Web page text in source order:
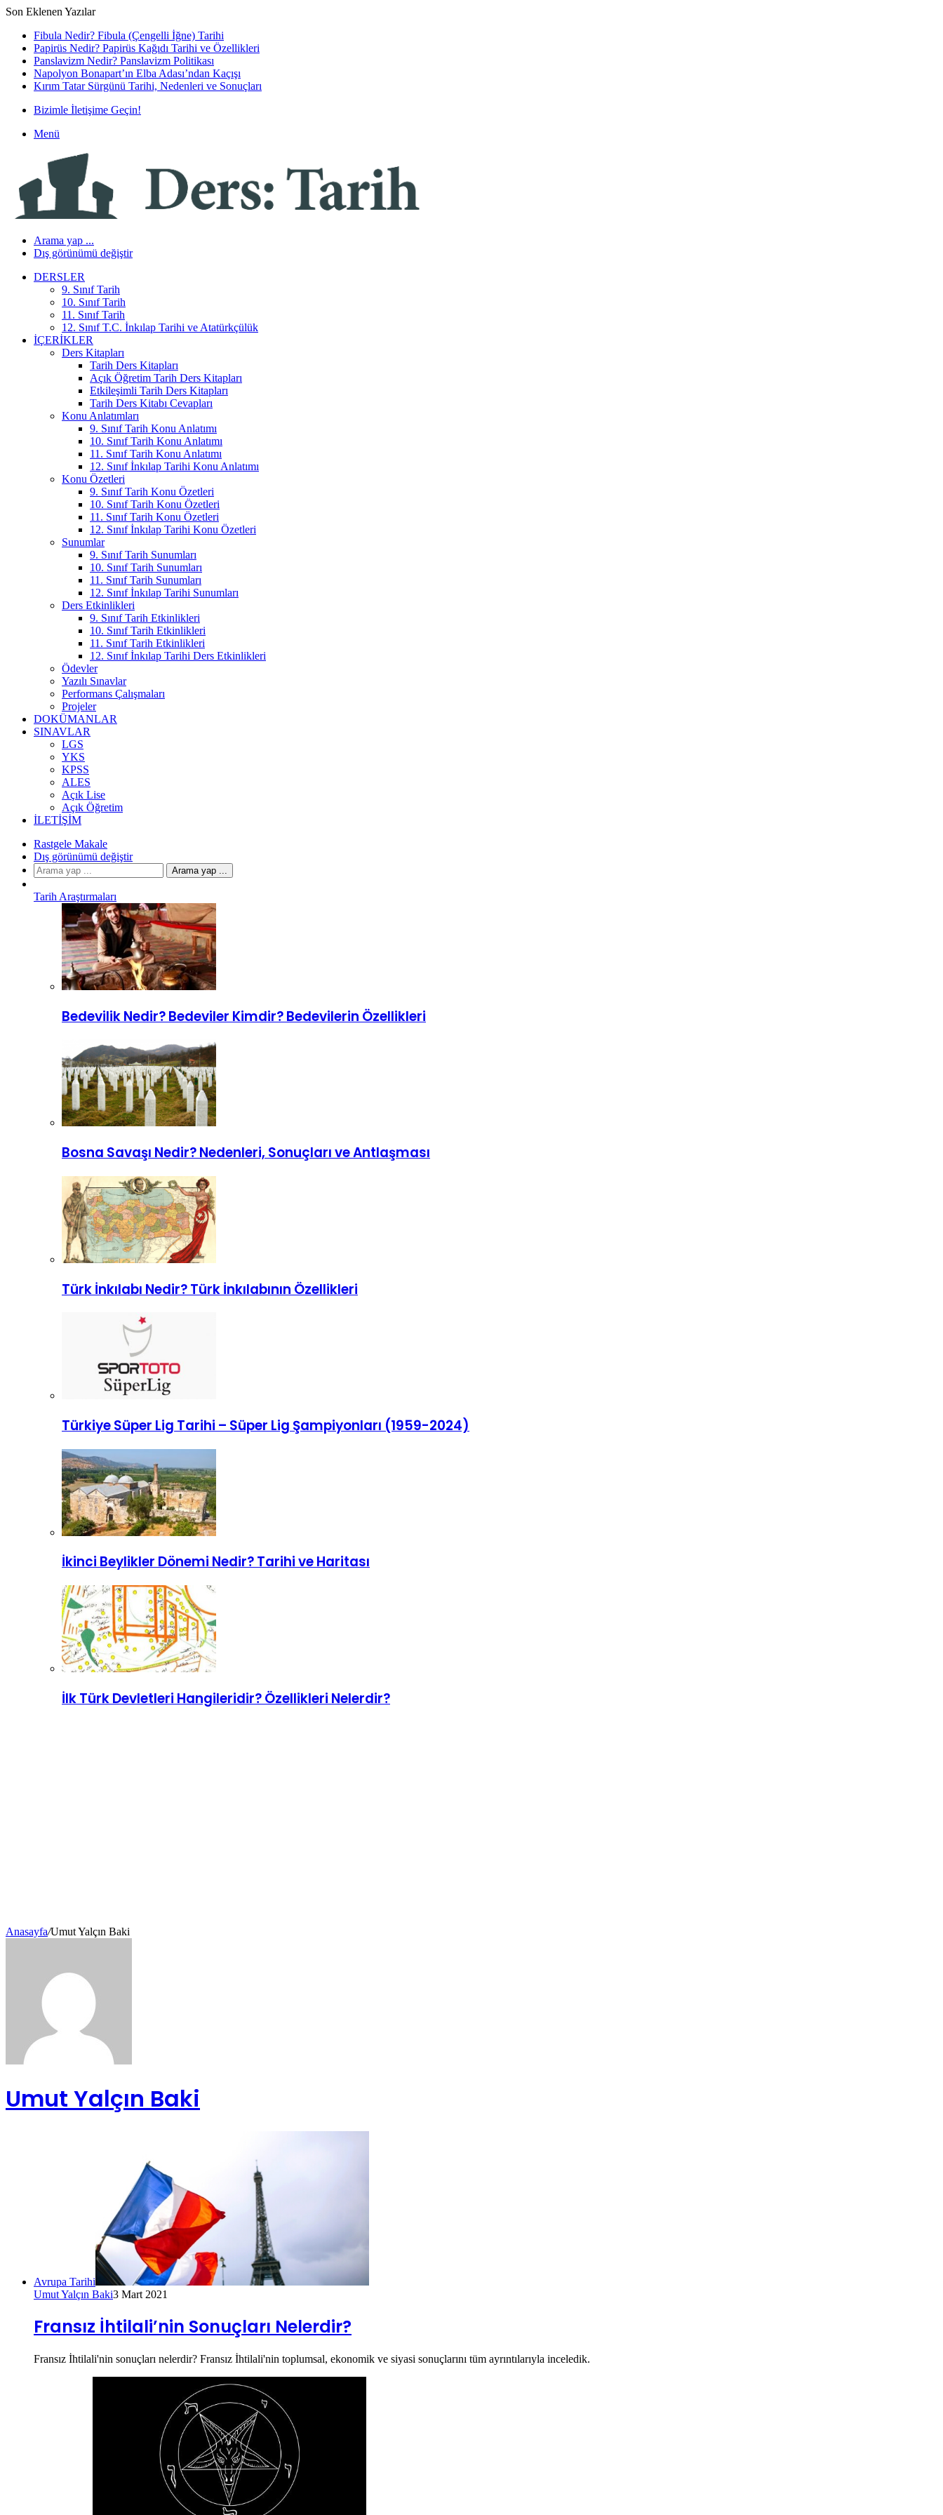
Son Eklenen Yazılar
Fibula Nedir? Fibula (Çengelli İğne) Tarihi
Papirüs Nedir? Papirüs Kağıdı Tarihi ve Özellikleri
Panslavizm Nedir? Panslavizm Politikası
Napolyon Bonapart’ın Elba Adası’ndan Kaçışı
Kırım Tatar Sürgünü Tarihi, Nedenleri ve Sonuçları
Bizimle İletişime Geçin!
Menü
Arama yap ...
Dış görünümü değiştir
DERSLER
9. Sınıf Tarih
10. Sınıf Tarih
11. Sınıf Tarih
12. Sınıf T.C. İnkılap Tarihi ve Atatürkçülük
İÇERIKLER
Ders Kitapları
Tarih Ders Kitapları
Açık Öğretim Tarih Ders Kitapları
Etkileşimli Tarih Ders Kitapları
Tarih Ders Kitabı Cevapları
Konu Anlatımları
9. Sınıf Tarih Konu Anlatımı
10. Sınıf Tarih Konu Anlatımı
11. Sınıf Tarih Konu Anlatımı
12. Sınıf İnkılap Tarihi Konu Anlatımı
Konu Özetleri
9. Sınıf Tarih Konu Özetleri
10. Sınıf Tarih Konu Özetleri
11. Sınıf Tarih Konu Özetleri
12. Sınıf İnkılap Tarihi Konu Özetleri
Sunumlar
9. Sınıf Tarih Sunumları
10. Sınıf Tarih Sunumları
11. Sınıf Tarih Sunumları
12. Sınıf İnkılap Tarihi Sunumları
Ders Etkinlikleri
9. Sınıf Tarih Etkinlikleri
10. Sınıf Tarih Etkinlikleri
11. Sınıf Tarih Etkinlikleri
12. Sınıf İnkılap Tarihi Ders Etkinlikleri
Ödevler
Yazılı Sınavlar
Performans Çalışmaları
Projeler
DOKÜMANLAR
SINAVLAR
LGS
YKS
KPSS
ALES
Açık Lise
Açık Öğretim
İLETIŞIM
Rastgele Makale
Dış görünümü değiştir
Arama yap ...
Tarih Araştırmaları
Bedevilik Nedir? Bedeviler Kimdir? Bedevilerin Özellikleri
Bosna Savaşı Nedir? Nedenleri, Sonuçları ve Antlaşması
Türk İnkılabı Nedir? Türk İnkılabının Özellikleri
Türkiye Süper Lig Tarihi – Süper Lig Şampiyonları (1959-2024)
İkinci Beylikler Dönemi Nedir? Tarihi ve Haritası
İlk Türk Devletleri Hangileridir? Özellikleri Nelerdir?
Anasayfa/Umut Yalçın Baki
Umut Yalçın Baki
Avrupa Tarihi
Umut Yalçın Baki3 Mart 2021
Fransız İhtilali’nin Sonuçları Nelerdir?
Fransız İhtilali'nin sonuçları nelerdir? Fransız İhtilali'nin toplumsal, ekonomik ve siyasi sonuçlarını tüm ayrıntılarıyla inceledik.